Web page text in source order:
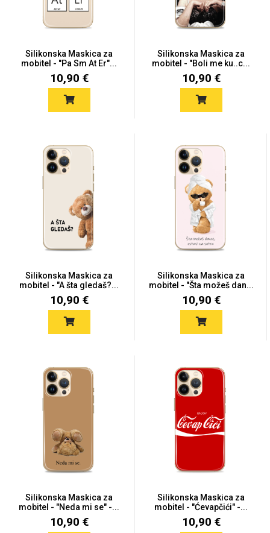
Silikonska Maskica za
mobitel - "Pa Sm At Er"...
10,90 €
Silikonska Maskica za
mobitel - "Boli me ku..c...
10,90 €
Silikonska Maskica za
mobitel - "A šta gledaš?...
10,90 €
Silikonska Maskica za
mobitel - "Šta možeš dan...
10,90 €
Silikonska Maskica za
mobitel - "Neda mi se" -...
10,90 €
Silikonska Maskica za
mobitel - "Ćevapčići" -...
10,90 €
Sleng Feel Good
Životinjsko carstvo
Quotes Collection
Univerzalne futrole i
maskice
Preklopne maskice